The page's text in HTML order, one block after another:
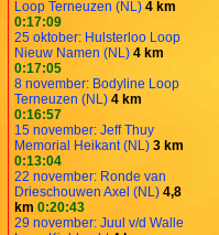
Loop Terneuzen (NL) 4 km
0:17:09
25 oktober: Hulsterloo Loop
Nieuw Namen (NL) 4 km
0:17:05
8 november: Bodyline Loop
Terneuzen (NL) 4 km
0:16:57
15 november: Jeff Thuy
Memorial Heikant (NL) 3 km
0:13:04
22 november: Ronde van
Drieschouwen Axel (NL) 4,8
km 0:20:43
29 november: Juul v/d Walle